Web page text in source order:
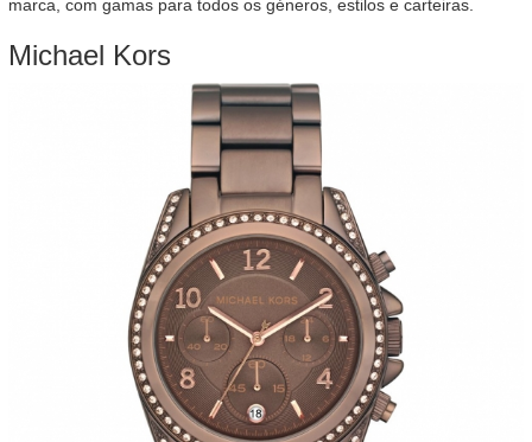
marca, com gamas para todos os géneros, estilos e carteiras.
Michael Kors